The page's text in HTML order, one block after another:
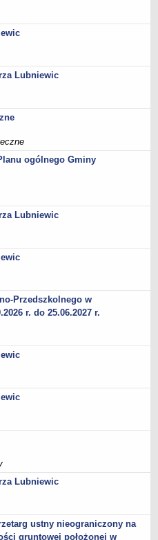
Społecznej
- kwartalne
- półroczne, roczne
Lubniewic
ogólnego Gminy
Lubniewic
Przedszkolnego w
r. do 25.06.2027 r.
Lubniewic
ustny nieograniczony na
gruntowej położonej w